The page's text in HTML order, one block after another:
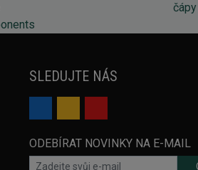
SLEDUJTE NÁS
ODEBÍRAT NOVINKY NA E-MAIL